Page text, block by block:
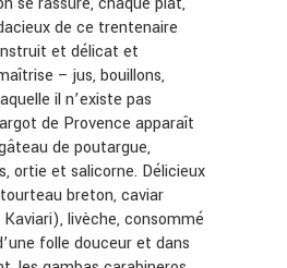
de ce trentenaire
et délicat et
– jus, bouillons,
il n’existe pas
de Provence apparaît
de poutargue,
ortie et salicorne. Délicieux
breton, caviar
livèche, consommé
folle douceur et dans